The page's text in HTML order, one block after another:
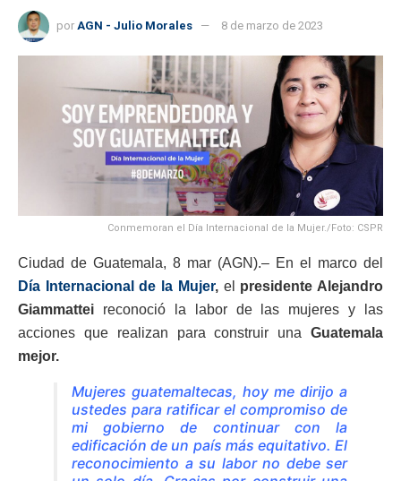
por AGN - Julio Morales 8 de marzo de 2023
Conmemoran el Día Internacional de la Mujer./Foto: CSPR
Ciudad de Guatemala, 8 mar (AGN).– En el marco del
Día Internacional de la Mujer,el presidente Alejandro
Giammattei reconoció la labor de las mujeres y las
acciones que realizan para construir una Guatemala
mejor.
Mujeres guatemaltecas, hoy me dirijo a
ustedes para ratificar el compromiso de
mi gobierno de continuar con la
edificación de un país más equitativo. El
reconocimiento a su labor no debe ser